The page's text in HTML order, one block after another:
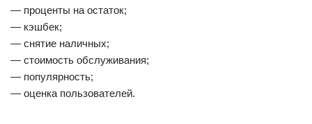
— проценты на остаток;
— кэшбек;
— снятие наличных;
— стоимость обслуживания;
— популярность;
— оценка пользователей.